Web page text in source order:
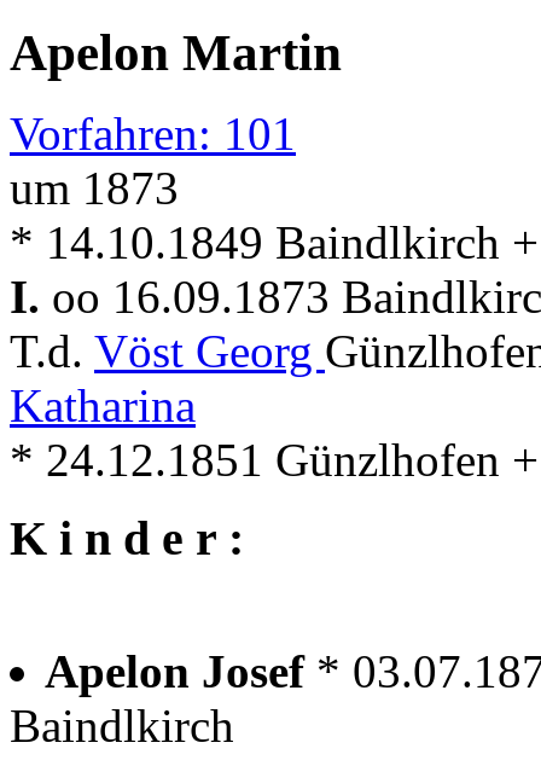
Apelon Martin
Vorfahren: 101
um 1873
* 14.10.1849 Baindlkirch
I. oo 16.09.1873
T.d. Vöst Georg
Katharina
* 24.12.1851 Günzlhofen
K i n d e r :
Apelon Josef *
Baindlkirch